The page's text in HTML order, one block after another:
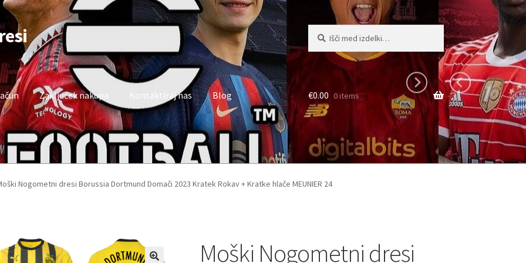
Zaključek nakupa Kontaktiraj nas Blog
račun Trgovina Zaključek nakupa
€0.00 0 items
Nogometni dresi Borussia Dortmund Domači 2023 Kratek Rokav + Kratke hlače MEUNIER 24
Moški Nogometni dresi